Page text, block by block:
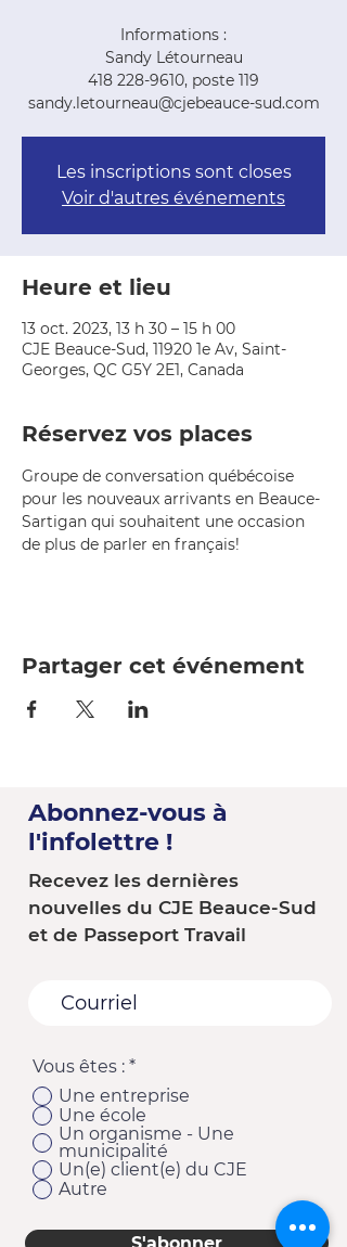
Informations :
Sandy Létourneau
418 228-9610, poste 119
sandy.letourneau@cjebeauce-sud.com
Les inscriptions sont closes
Voir d'autres événements
Heure et lieu
13 oct. 2023, 13 h 30 – 15 h 00
CJE Beauce-Sud, 11920 1e Av, Saint-
Georges, QC G5Y 2E1, Canada
Réservez vos places
Groupe de conversation québécoise
pour les nouveaux arrivants en Beauce-
Sartigan qui souhaitent une occasion
de plus de parler en français!
Partager cet événement
Abonnez-vous à
l'infolettre !
Recevez les dernières
nouvelles du CJE Beauce-Sud
et de Passeport Travail
Vous êtes : *
Une entreprise
Une école
Un organisme - Une
municipalité
Un(e) client(e) du CJE
Autre